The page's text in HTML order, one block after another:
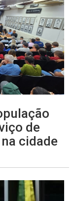
de
cidade